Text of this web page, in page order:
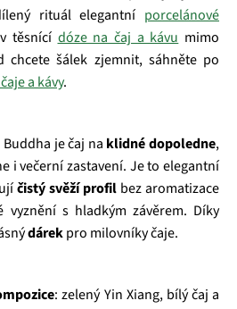
rituál elegantní porcelánové
těsnící dóze na čaj a kávu mimo
chcete šálek zjemnit, sáhněte po
a kávy.
je čaj na klidné dopoledne,
i večerní zastavení. Je to elegantní
čistý svěží profil bez aromatizace
s hladkým závěrem. Díky
dárekpro milovníky čaje.
: zelený Yin Xiang, bílý čaj a